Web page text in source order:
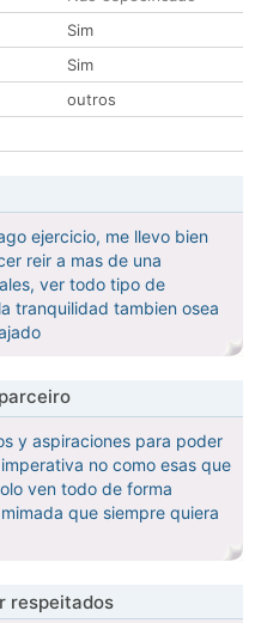
Sim
Sim
outros
ejercicio, me llevo bien
reir a mas de una
ver todo tipo de
tranquilidad tambien osea
y aspiraciones para poder
no como esas que
ven todo de forma
que siempre quiera
respeitados